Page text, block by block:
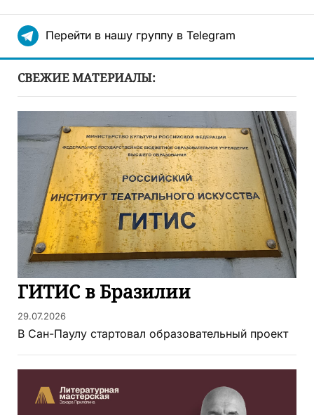
Перейти в нашу группу в Telegram
СВЕЖИЕ МАТЕРИАЛЫ:
ГИТИС в Бразилии
29.07.2026
В Сан-Паулу стартовал образовательный проект